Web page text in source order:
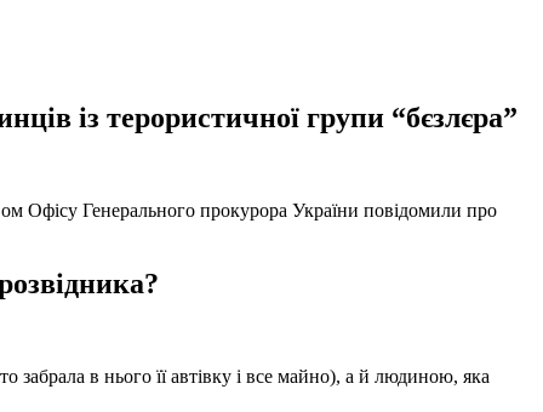
із терористичної групи “бєзлєра”
Офісу Генерального прокурора України повідомили про
в нього її автівку і все майно), а й людиною, яка